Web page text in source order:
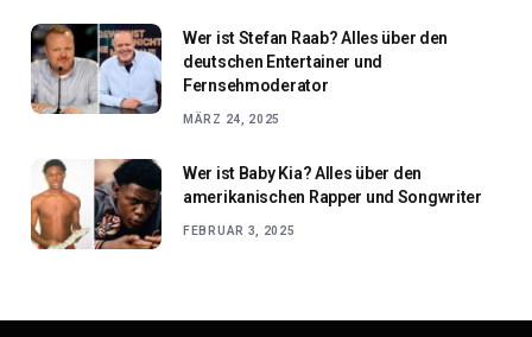
Wer ist Stefan Raab? Alles über den
deutschen Entertainer und
Fernsehmoderator
MÄRZ 24, 2025
Wer ist Baby Kia? Alles über den
amerikanischen Rapper und Songwriter
FEBRUAR 3, 2025